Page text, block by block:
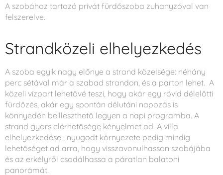
A szobához tartozó privát fürdőszoba zuhanyzóval van
felszerelve.
Strandközeli elhelyezkedés
A szoba egyik nagy előnye a strand közelsége: néhány
perc sétával már a szabad strandon, és a parton lehet. A
közeli vízpart lehetővé teszi, hogy akár egy rövid délelőtti
fürdőzés, akár egy spontán délutáni napozás is
könnyedén beilleszthető legyen a napi programba. A
strand gyors elérhetősége kényelmet ad. A villa
elhelyezkedése , nyugodt környezete pedig mindig
lehetőséget ad arra, hogy visszavonulhasson szobájába
és az erkélyről csodálhassa a páratlan balatoni
panorámát.